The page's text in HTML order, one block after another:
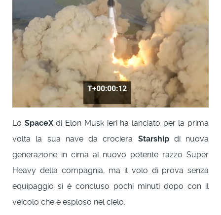
Lo SpaceXdi Elon Musk ieri ha lanciato per la prima
volta la sua nave da crociera Starshipdi nuova
generazione in cima al nuovo potente razzo Super
Heavy della compagnia, ma il volo di prova senza
equipaggio si è concluso pochi minuti dopo con il
veicolo che è esploso nel cielo.